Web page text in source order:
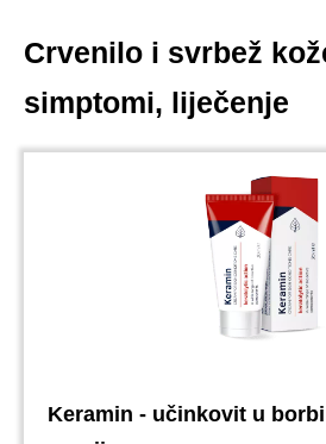
Crvenilo i svrbež
simptomi, liječenje
Keramin - učinkovit u